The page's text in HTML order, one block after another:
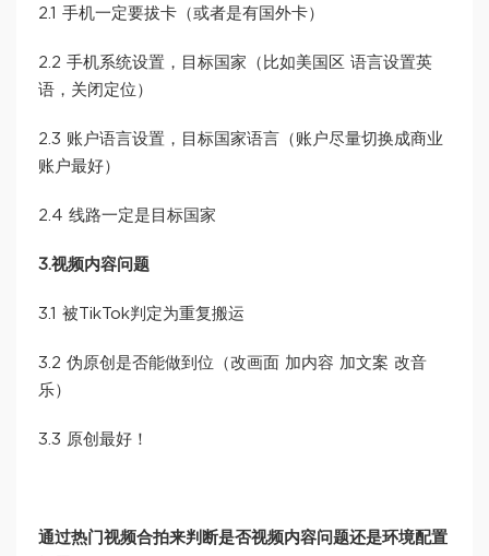
2.1 手机一定要拔卡（或者是有国外卡）
2.2 手机系统设置，目标国家（比如美国区 语言设置英
语，关闭定位）
2.3 账户语言设置，目标国家语言（账户尽量切换成商业
账户最好）
2.4 线路一定是目标国家
3.视频内容问题
3.1 被TikTok判定为重复搬运
3.2 伪原创是否能做到位（改画面 加内容 加文案 改音
乐）
3.3 原创最好！
通过热门视频合拍来判断是否视频内容问题还是环境配置